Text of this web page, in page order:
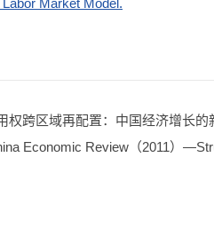
Market Model.
跨区域再配置：中国经济增长的
Economic Review（2011）